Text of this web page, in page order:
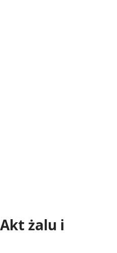
żalu i